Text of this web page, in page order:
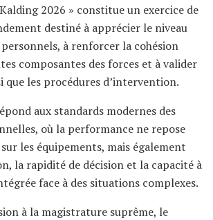
2026 » constitue un exercice de
destiné à apprécier le niveau
à renforcer la cohésion
composantes des forces et à valider
que les procédures d’intervention.
aux standards modernes des
où la performance ne repose
les équipements, mais également
la rapidité de décision et la capacité à
face à des situations complexes.
à la magistrature suprême, le